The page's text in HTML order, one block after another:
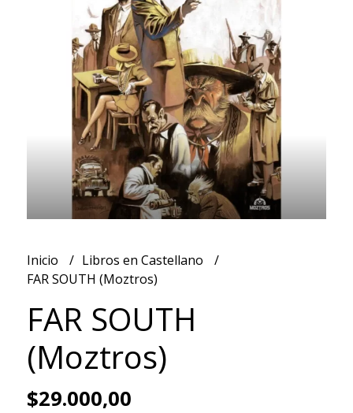
Inicio
Libros en Castellano
FAR SOUTH (Moztros)
FAR SOUTH
(Moztros)
$29.000,00